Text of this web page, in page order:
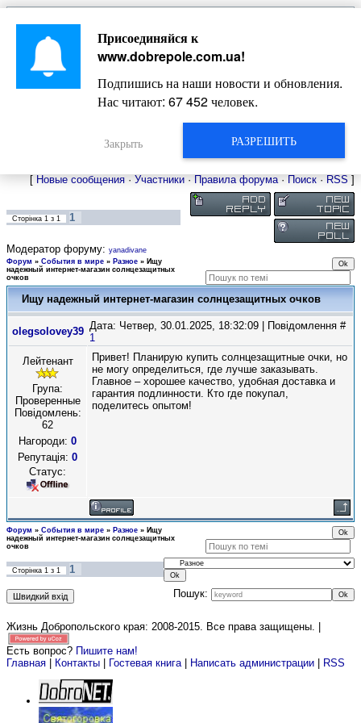
Главная
Новости
Довідкова
Фото
Оголошення
Видео
Жизнь Добропольского края
[ Новые сообщения · Участники · Правила форума· Поиск · RSS ]
Сторінка 1 з 1 1
Модератор форуму: yanadivane
Форум » События в мире » Разное » Ищу
надежный интернет-магазин солнцезащитных
очков
Ищу надежный интернет-магазин солнцезащитных очков
olegsolovey39 Дата: Четвер, 30.01.2025, 18:32:09 | Повідомлення #
1
Лейтенант
Група:
Проверенные
Повідомлень:
62
Нагороди: 0
Репутація: 0
Статус:
Привет! Планирую купить солнцезащитные очки, но
не могу определиться, где лучше заказывать.
Главное – хорошее качество, удобная доставка и
гарантия подлинности. Кто где покупал,
поделитесь опытом!
Форум » События в мире » Разное » Ищу
надежный интернет-магазин солнцезащитных
очков
Сторінка 1 з 1
1
Пошук:
Жизнь Добропольского края: 2008-2015. Все права защищены. |
Есть вопрос? Пишите нам!
Главная
Контакты Гостевая книга| Написать администрации RSS
Присоединяйся к
www.dobrepole.com.ua!
Подпишись на наши новости и обновления.
Нас читают: 67 452человек.
РАЗРЕШИТЬ
Закрыть